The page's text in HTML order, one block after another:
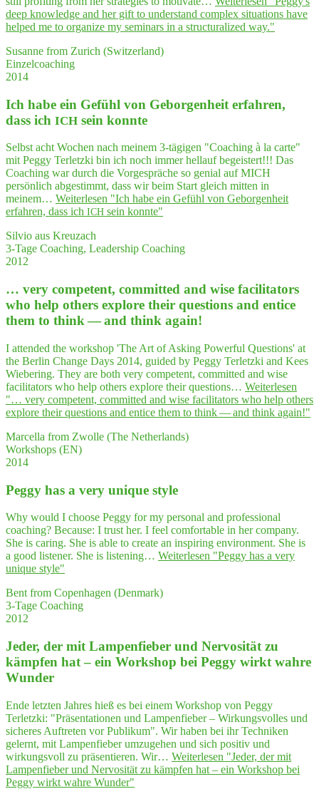
deep know­ledge and her gift to under­stand com­plex situa­tions have
hel­ped me to orga­ni­ze my semi­nars in a struc­tu­ra­li­zed way."
Susanne from Zurich (Switzerland)
Einzelcoaching
2014
Ich habe ein Gefühl von Gebor­gen­heit erfah­ren,
dass ich ICH sein konnte
Selbst acht Wochen nach meinem 3-tägigen "Coaching à la carte"
mit Peggy Terletzki bin ich noch immer hellauf begeistert!!! Das
Coaching war durch die Vorgespräche so genial auf MICH
persönlich abgestimmt, dass wir beim Start gleich mitten in
meinem… Weiterlesen "Ich habe ein Gefühl von Gebor­gen­heit
erfah­ren, dass ich ICH sein konnte"
Silvio aus Kreuzach
3-Tage Coaching, Leadership Coaching
2012
… very com­pe­tent, com­mit­ted and wise faci­li­ta­tors
who help others explo­re their ques­ti­ons and enti­ce
them to think — and think again!
I attended the workshop 'The Art of Asking Powerful Questions' at
the Berlin Change Days 2014, guided by Peggy Terletzki and Kees
Wiebering. They are both very competent, committed and wise
facilitators who help others explore their questions… Weiterlesen
"… very com­pe­tent, com­mit­ted and wise faci­li­ta­tors who help others
explo­re their ques­ti­ons and enti­ce them to think — and think again!"
Marcella from Zwolle (The Netherlands)
Workshops (EN)
2014
Peg­gy has a very uni­que style
Why would I choose Peggy for my personal and professional
coaching? Because: I trust her. I feel comfortable in her company.
She is caring. She is able to create an inspiring environment. She is
a good listener. She is listening… Weiterlesen "Peg­gy has a very
uni­que style"
Bent from Copenhagen (Denmark)
3-Tage Coaching
2012
Jeder, der mit Lam­pen­fie­ber und Ner­vo­si­tät zu
kämp­fen hat – ein Work­shop bei Peg­gy wirkt wah­re
Wunder
Ende letzten Jahres hieß es bei einem Workshop von Peggy
Terletzki: "Präsentationen und Lampenfieber – Wirkungsvolles und
sicheres Auftreten vor Publikum". Wir haben bei ihr Techniken
gelernt, mit Lampenfieber umzugehen und sich positiv und
wirkungsvoll zu präsentieren. Wir… Weiterlesen "Jeder, der mit
Lam­pen­fie­ber und Ner­vo­si­tät zu kämp­fen hat – ein Work­shop bei
Peg­gy wirkt wah­re Wunder"